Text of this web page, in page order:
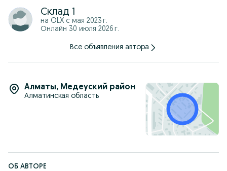
Склад 1
на OLX с мая 2023 г.
Онлайн 30 июля 2026 г.
Все объявления автора
Алматы, Медеуский район
Алматинская область
ОБ АВТОРЕ